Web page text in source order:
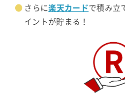
さらに楽天カードで積み立
イントが貯まる！